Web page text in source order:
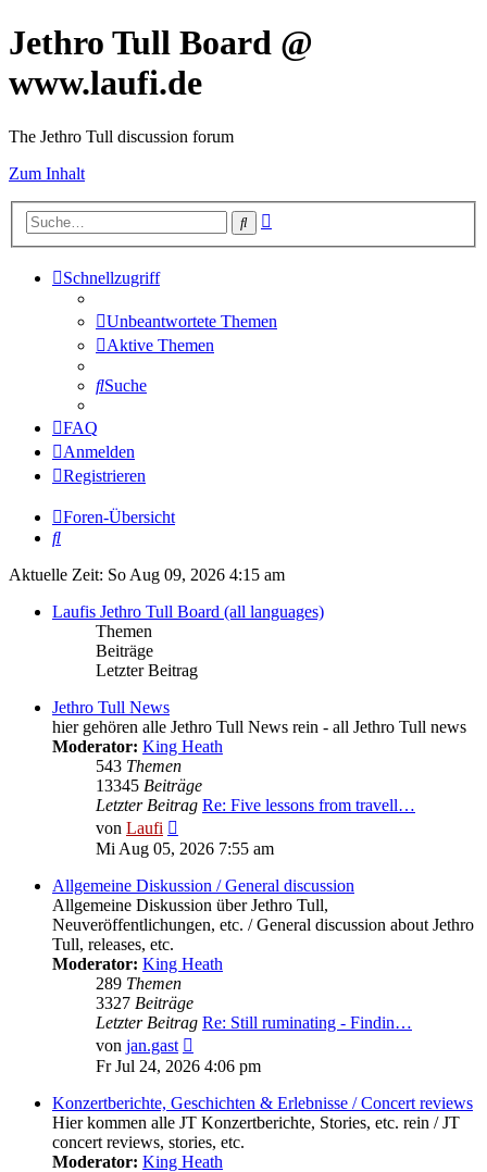
Jethro Tull Board @
www.laufi.de
The Jethro Tull discussion forum
Zum Inhalt
Suche
Schnellzugriff
Unbeantwortete Themen
Aktive Themen
Suche
FAQ
Anmelden
Registrieren
Foren-Übersicht
Suche
Aktuelle Zeit: So Aug 09, 2026 4:15 am
Laufis Jethro Tull Board (all languages)
Themen
Beiträge
Letzter Beitrag
Jethro Tull News
hier gehören alle Jethro Tull News rein - all Jethro Tull news
Moderator: King Heath
543 Themen
13345 Beiträge
Letzter Beitrag Re: Five lessons from travell…
von Laufi
Beitrag
Mi Aug 05, 2026 7:55 am
Allgemeine Diskussion / General discussion
Allgemeine Diskussion über Jethro Tull,
Neuveröffentlichungen, etc. / General discussion about Jethro
Tull, releases, etc.
Moderator: King Heath
289 Themen
3327 Beiträge
Letzter Beitrag Re: Still ruminating - Findin…
von jan.gast
Beitrag
Fr Jul 24, 2026 4:06 pm
Konzertberichte, Geschichten & Erlebnisse / Concert reviews
Hier kommen alle JT Konzertberichte, Stories, etc. rein / JT
concert reviews, stories, etc.
Moderator: King Heath